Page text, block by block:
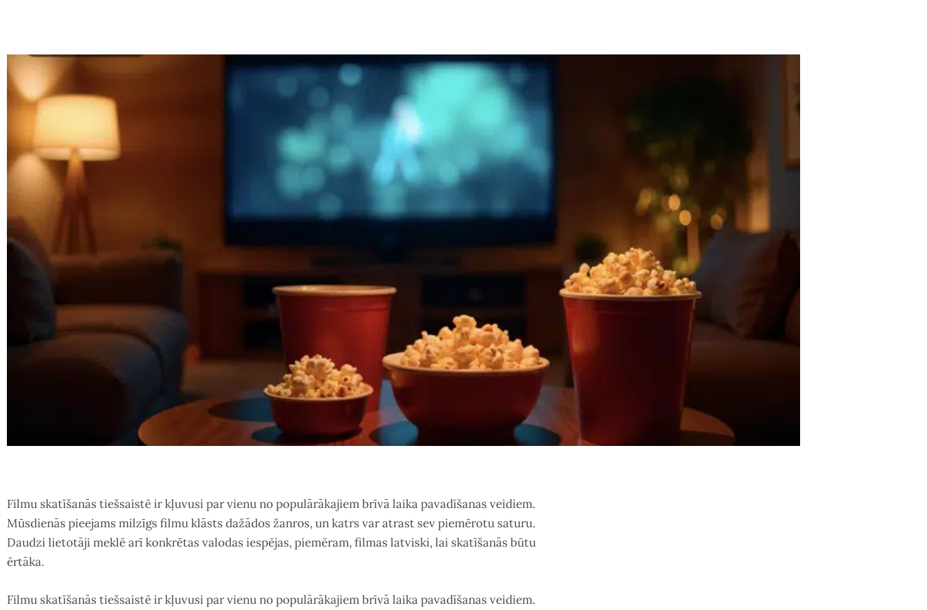
Filmu skatīšanās tiešsaistē ir kļuvusi par vienu no populārākajiem brīvā laika pavadīšanas veidiem.
Mūsdienās pieejams milzīgs filmu klāsts dažādos žanros, un katrs var atrast sev piemērotu saturu.
Daudzi lietotāji meklē arī konkrētas valodas iespējas, piemēram, filmas latviski, lai skatīšanās būtu
ērtāka.
Filmu skatīšanās tiešsaistē ir kļuvusi par vienu no populārākajiem brīvā laika pavadīšanas veidiem.